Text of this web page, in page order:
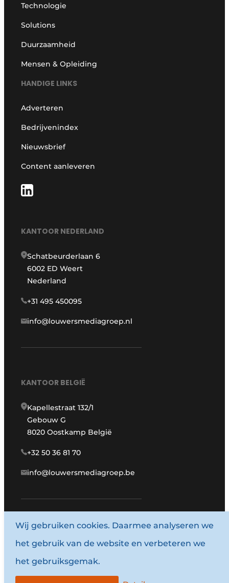
Technologie
Solutions
Duurzaamheid
Mensen & Opleiding
HANDIGE LINKS
Adverteren
Bedrijvenindex
Nieuwsbrief
Content aanleveren
KANTOOR NEDERLAND
Schatbeurderlaan 6
6002 ED Weert
Nederland
+31 495 450095
info@louwersmediagroep.nl
KANTOOR BELGIË
Kapellestraat 132/1
Gebouw G
8020 Oostkamp België
+32 50 36 81 70
info@louwersmediagroep.be
www.louwersmediagroep.com
© 1987 - 2026 Louwersmediagroep.
Algemene voorwaarden
Wij gebruiken cookies. Daarmee analyseren we
het gebruik van de website en verbeteren we
het gebruiksgemak.